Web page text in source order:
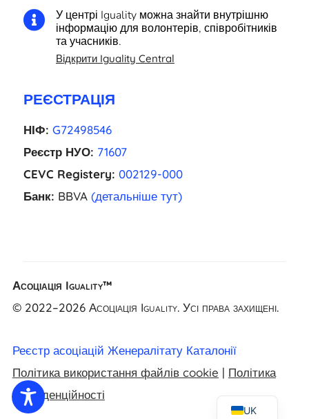

У центрі Iguality можна знайти внутрішню
інформацію для волонтерів, співробітників
та учасників.
Відкрити Iguality Central
РЕЄСТРАЦІЯ
НІФ: G72498546
Реєстр НУО: 71607
CEVC Registery: 002129-000
Банк: BBVA (детальніше тут)
Асоціація Iguality™
© 2022–2026 Асоціація Iguality. Усі права захищені.
Реєстр асоціацій Женералітату Каталонії
Політика використання файлів cookie | Політика
конфіденційності
UK